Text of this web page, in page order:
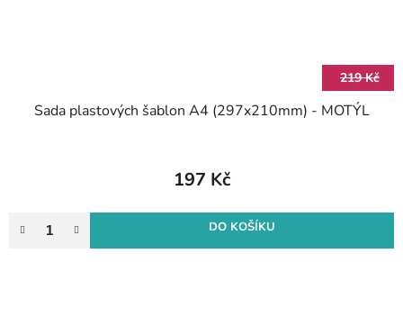
219 Kč
Sada plastových šablon A4 (297x210mm) - MOTÝL
197 Kč
DO KOŠÍKU